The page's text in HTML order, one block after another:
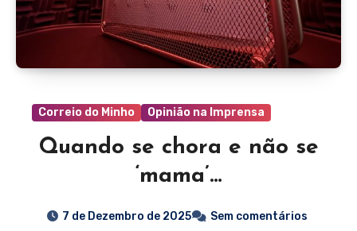
Correio do Minho Opinião na Imprensa
Quando se chora e não se
‘mama’…
7 de Dezembro de 2025 Sem comentários